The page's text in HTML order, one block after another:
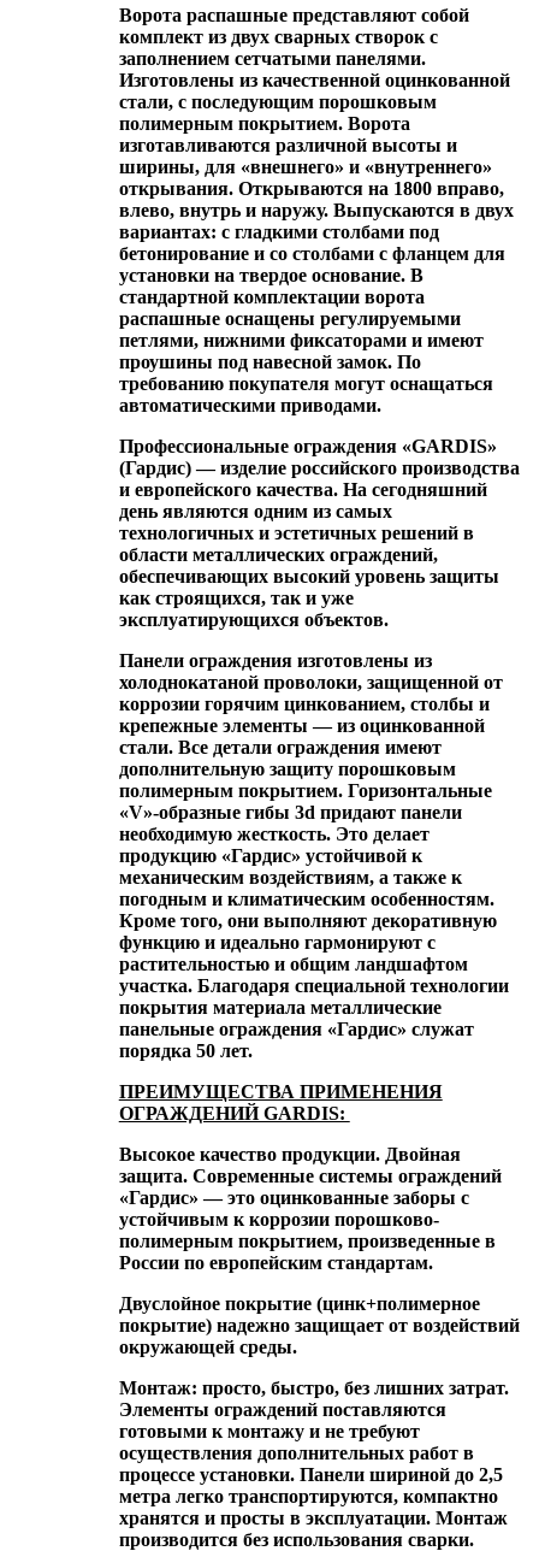
Ворота распашные представляют собой
комплект из двух сварных створок с
заполнением сетчатыми панелями.
Изготовлены из качественной оцинкованной
стали, с последующим порошковым
полимерным покрытием. Ворота
изготавливаются различной высоты и
ширины, для «внешнего» и «внутреннего»
открывания. Открываются на 1800 вправо,
влево, внутрь и наружу. Выпускаются в двух
вариантах: с гладкими столбами под
бетонирование и со столбами с фланцем для
установки на твердое основание. В
стандартной комплектации ворота
распашные оснащены регулируемыми
петлями, нижними фиксаторами и имеют
проушины под навесной замок. По
требованию покупателя могут оснащаться
автоматическими приводами.
Профессиональные ограждения «GARDIS»
(Гардис) — изделие российского производства
и европейского качества. На сегодняшний
день являются одним из самых
технологичных и эстетичных решений в
области металлических ограждений,
обеспечивающих высокий уровень защиты
как строящихся, так и уже
эксплуатирующихся объектов.
Панели ограждения изготовлены из
холоднокатаной проволоки, защищенной от
коррозии горячим цинкованием, столбы и
крепежные элементы ― из оцинкованной
стали. Все детали ограждения имеют
дополнительную защиту порошковым
полимерным покрытием. Горизонтальные
«V»-образные гибы 3d придают панели
необходимую жесткость. Это делает
продукцию «Гардис» устойчивой к
механическим воздействиям, а также к
погодным и климатическим особенностям.
Кроме того, они выполняют декоративную
функцию и идеально гармонируют с
растительностью и общим ландшафтом
участка. Благодаря специальной технологии
покрытия материала металлические
панельные ограждения «Гардис» служат
порядка 50 лет.
ПРЕИМУЩЕСТВА ПРИМЕНЕНИЯ
ОГРАЖДЕНИЙ GARDIS:
Высокое качество продукции. Двойная
защита. Современные системы ограждений
«Гардис» — это оцинкованные заборы с
устойчивым к коррозии порошково-
полимерным покрытием, произведенные в
России по европейским стандартам.
Двуслойное покрытие (цинк+полимерное
покрытие) надежно защищает от воздействий
окружающей среды.
Монтаж: просто, быстро, без лишних затрат.
Элементы ограждений поставляются
готовыми к монтажу и не требуют
осуществления дополнительных работ в
процессе установки. Панели шириной до 2,5
метра легко транспортируются, компактно
хранятся и просты в эксплуатации. Монтаж
производится без использования сварки.